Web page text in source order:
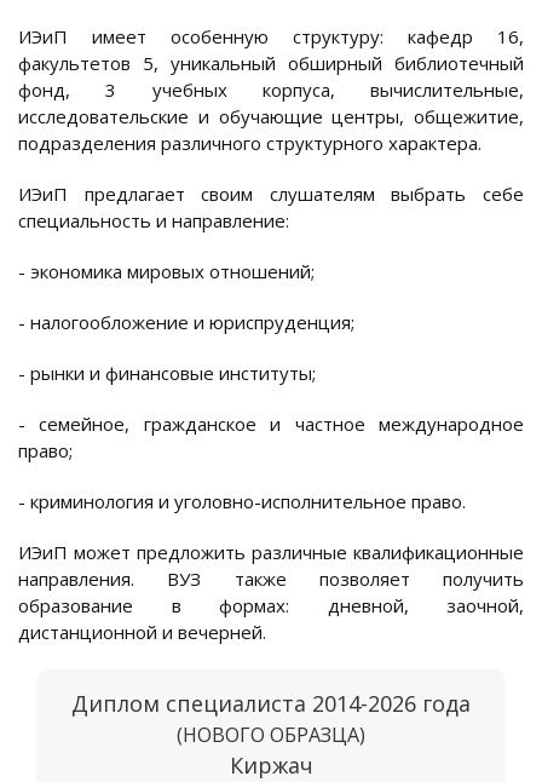
ИЭиП имеет особенную структуру: кафедр 16,
факультетов 5, уникальный обширный библиотечный
фонд, 3 учебных корпуса, вычислительные,
исследовательские и обучающие центры, общежитие,
подразделения различного структурного характера.
ИЭиП предлагает своим слушателям выбрать себе
специальность и направление:
- экономика мировых отношений;
- налогообложение и юриспруденция;
- рынки и финансовые институты;
- семейное, гражданское и частное международное
право;
- криминология и уголовно-исполнительное право.
ИЭиП может предложить различные квалификационные
направления. ВУЗ также позволяет получить
образование в формах: дневной, заочной,
дистанционной и вечерней.
Диплом специалиста 2014-2026 года
(НОВОГО ОБРАЗЦА)
Киржач